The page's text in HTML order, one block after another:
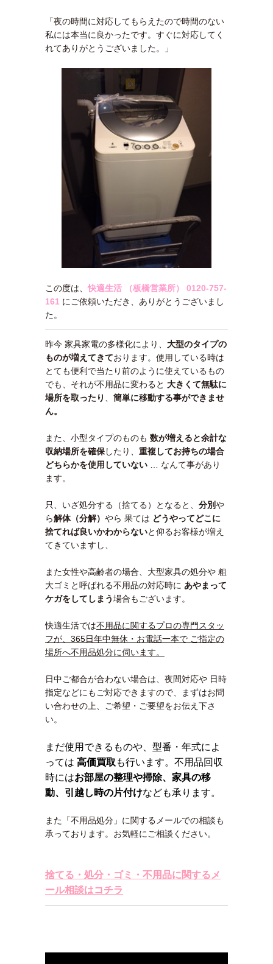
「夜の時間に対応してもらえたので時間のない
私には本当に良かったです。すぐに対応してく
れてありがとうございました。」
この度は、快適生活 （板橋営業所）
0120-757-
161 にご依頼いただき、ありがとうございまし
た。
昨今 家具家電の多様化により、 大型のタイプの
ものが増えてきております。使用している時は
とても便利で当たり前のように使えているもの
でも、それが不用品に変わると 大きくて無駄に
場所を取ったり
簡単に移動する事ができませ
ん。
また、小型タイプのものも 数が増えると余計な
収納場所を確保したり、 重複してお持ちの場合
どちらかを使用していない … なんて事があり
ます。
只、いざ処分する（捨てる）となると、 分別や
ら解体（分解） やら 果ては どうやってどこに
捨てれば良いかわからないと仰るお客様が増え
てきていますし、
また女性や高齢者の場合、大型家具の処分や 粗
大ゴミと呼ばれる不用品の対応時に あやまって
ケガをしてしまう場合もございます。
快適生活では不用品に関するプロの専門スタッ
フが、365日年中無休・お電話一本で ご指定の
場所へ不用品処分に伺います。
日中ご都合が合わない場合は、夜間対応や 日時
指定などにもご対応できますので、まずはお問
い合わせの上、ご希望・ご要望をお伝え下さ
い。
まだ使用できるものや、型番・年式によ
っては 高価買取 も行います。不用品回収
時にはお部屋の整理や掃除、家具の移
動、引越し時の片付けなども承ります。
また「不用品処分」に関するメールでの相談も
承っております。お気軽にご相談ください。
捨てる・処分・ゴミ・不用品に関するメ
ール相談はコチラ